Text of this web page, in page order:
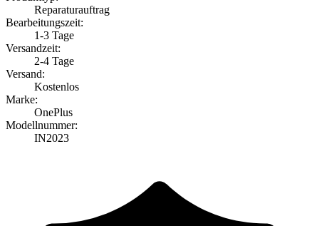
Reparaturauftrag
Bearbeitungszeit:
1-3 Tage
Versandzeit:
2-4 Tage
Versand:
Kostenlos
Marke:
OnePlus
Modellnummer:
IN2023